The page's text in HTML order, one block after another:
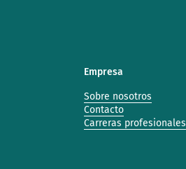
Empresa
Sobre nosotros
Contacto
Carreras profesionales